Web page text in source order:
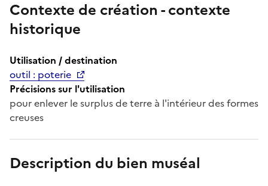
Contexte de création - contexte
historique
Utilisation / destination
outil : poterie
Précisions sur l'utilisation
pour enlever le surplus de terre à l'intérieur des formes
creuses
Description du bien muséal